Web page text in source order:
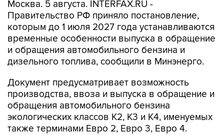
Москва. 5 августа. INTERFAX.RU -
Правительство РФ приняло постановление,
которым до 1 июля 2027 года устанавливаются
временные особенности выпуска в обращение
и обращения автомобильного бензина и
дизельного топлива, сообщили в Минэнерго.
Документ предусматривает возможность
производства, ввоза и выпуска в обращение и
обращения автомобильного бензина
экологических классов К2, К3 и К4, именуемых
также терминами Евро 2, Евро 3, Евро 4.